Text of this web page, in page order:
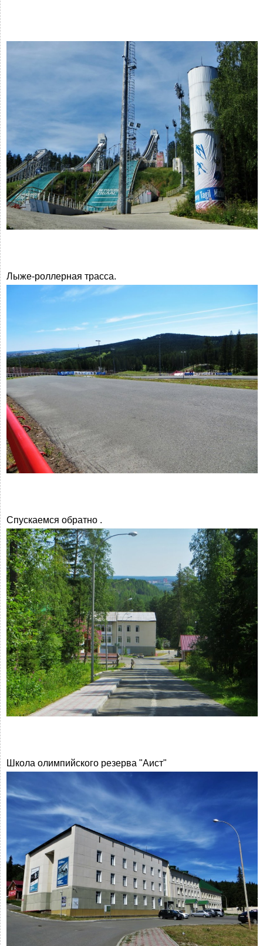
Лыже-роллерная трасса.
Спускаемся обратно .
Школа олимпийского резерва "Аист"